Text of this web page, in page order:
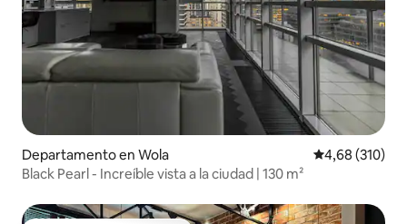
Departamento en Wola Calificación
4,68 (310)
Black Pearl - Increíble vista a la ciudad | 130 m²